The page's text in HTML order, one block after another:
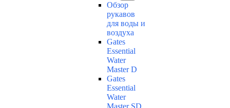
Обзор
рукавов
для воды и
воздуха
Gates
Essential
Water
Master D
Gates
Essential
Water